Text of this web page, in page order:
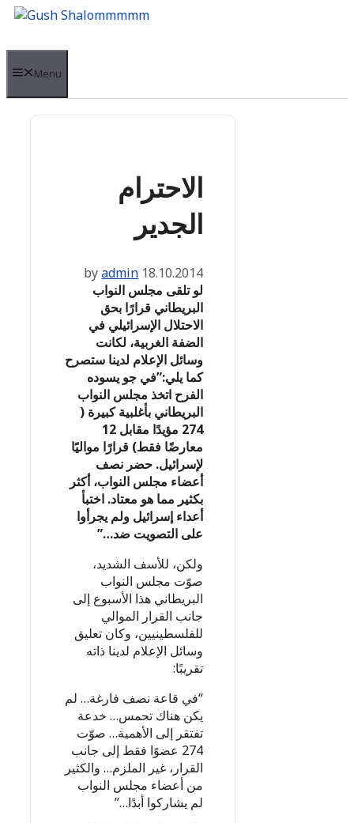
Skip
content
Menu
الاحترام
الجدير
18.10.2014
byadmin
لو تلقى مجلس النواب
البريطاني قرارًا بحق
الاحتلال الإسرائيلي في
الضفة الغربية، لكانت
وسائل الإعلام لدينا ستصرح
كما يلي:”في جو يسوده
الفرح اتخذ مجلس النواب
البريطاني بأغلبية كبيرة (
274 مؤيدًا مقابل 12
معارضًا فقط) قرارًا مواليًا
لإسرائيل. حضر نصف
أعضاء مجلس النواب، أكثر
بكثير مما هو معتاد. اختبأ
أعداء إسرائيل ولم يجرأوا
على التصويت ضد…”
ولكن، للأسف الشديد،
صوّت مجلس النواب
البريطاني هذا الأسبوع إلى
جانب القرار الموالي
للفلسطينيين، وكان تعليق
وسائل الإعلام لدينا ذاته
تقريبًا:
“في قاعة نصف فارغة… لم
يكن هناك تحمس… خدعة
تفتقر إلى الأهمية… صوّت
274 عضوًا فقط إلى جانب
القرار، غير الملزم… والكثير
من أعضاء مجلس النواب
لم يشاركوا أبدًا…”